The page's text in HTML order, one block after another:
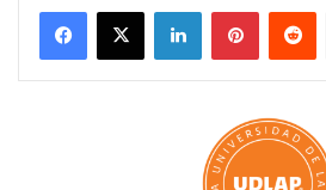
LinkedInPinterest